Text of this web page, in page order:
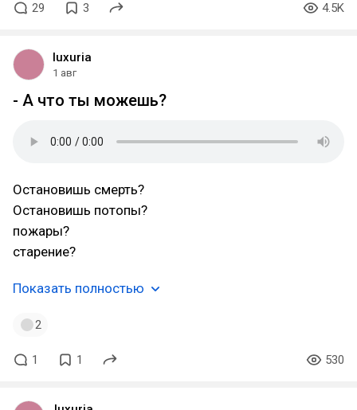
29 3 4.5K
luxuria
1 авг
- А что ты можешь?
Остановишь смерть?
Остановишь потопы?
пожары?
старение?
Показать полностью
2
1 1 530